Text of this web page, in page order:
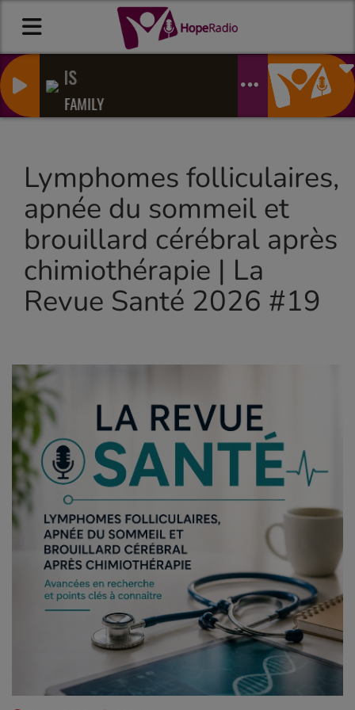
GOSPEL FAMILY
Lymphomes folliculaires,
apnée du sommeil et
brouillard cérébral après
chimiothérapie | La
Revue Santé 2026 #19